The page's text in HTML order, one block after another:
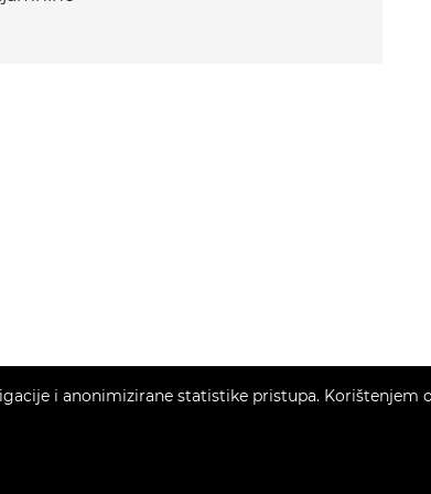
i anonimizirane statistike pristupa. Korištenjem